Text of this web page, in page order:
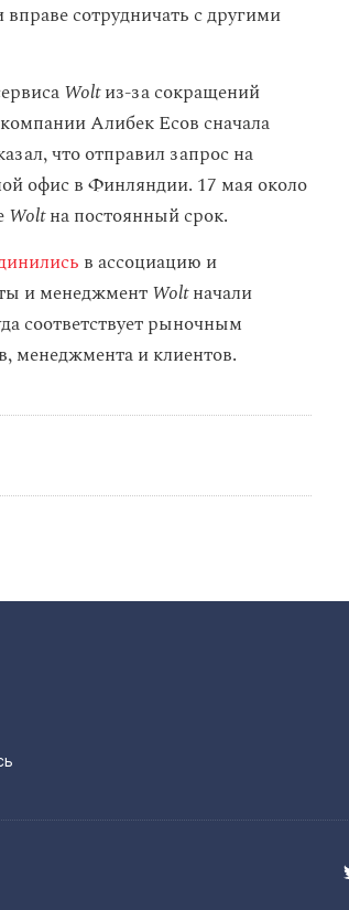
сотрудничать с другими
Woltиз-за сокращений
Алибек Есов сначала
что отправил запрос на
офис в Финляндии. 17 мая около
Woltна постоянный срок.
в ассоциацию и
и менеджментWoltначали
соответствует рыночным
менеджмента и клиентов.